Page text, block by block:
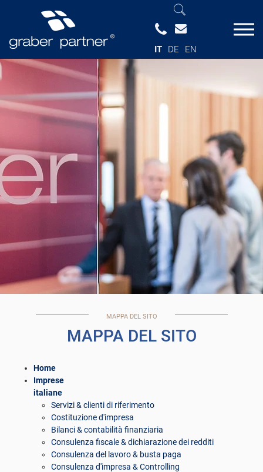
IT DE EN
MAPPA DEL SITO
MAPPA DEL SITO
Home
Imprese
italiane
Servizi & clienti di riferimento
Costituzione d'impresa
Bilanci & contabilità finanziaria
Consulenza fiscale & dichiarazione dei redditi
Consulenza del lavoro & busta paga
Consulenza d'impresa & Controlling